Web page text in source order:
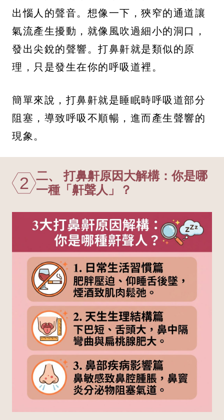
出惱人的聲音。想像一下，狹窄的通道讓
氣流產生擾動，就像風吹過細小的洞口，
發出尖銳的聲響。打鼻鼾就是類似的原
理，只是發生在你的呼吸道裡。
簡單來說，打鼻鼾就是睡眠時呼吸道部分
阻塞，導致呼吸不順暢，進而產生聲響的
現象。
2 二、 打鼻鼾原因大解構：你是哪
一種「鼾聲人」？